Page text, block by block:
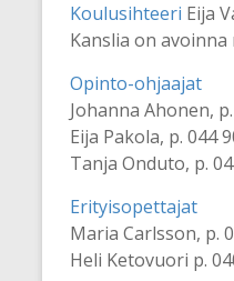
Koulusihteeri Eija
Kanslia on avoinna
Opinto-ohjaajat
Johanna Ahonen,
Eija Pakola, p. 044
Tanja Onduto, p.
Erityisopettajat
Maria Carlsson, p.
Heli Ketovuori p.